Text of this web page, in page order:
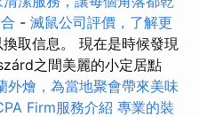
- 滅鼠公司評價，了解更
換取信息。 現在是時候發現
之間美麗的小定居點
外燴，為當地聚會帶來美味
Firm服務介紹 專業的裝